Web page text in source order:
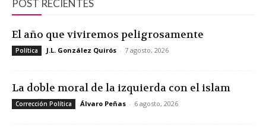
POST RECIENTES
El año que viviremos peligrosamente
Política J.L. González Quirós - 7 agosto, 2026
La doble moral de la izquierda con el islam
Corrección Política Álvaro Peñas - 6 agosto, 2026